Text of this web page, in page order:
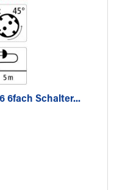
6fach Schalter...